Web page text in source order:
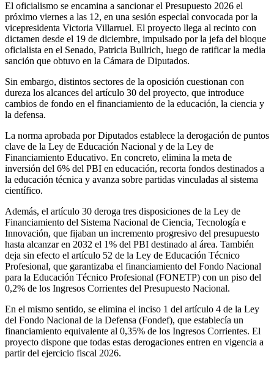
El oficialismo se encamina a sancionar el Presupuesto 2026 el
próximo viernes a las 12, en una sesión especial convocada por la
vicepresidenta Victoria Villarruel. El proyecto llega al recinto con
dictamen desde el 19 de diciembre, impulsado por la jefa del bloque
oficialista en el Senado, Patricia Bullrich, luego de ratificar la media
sanción que obtuvo en la Cámara de Diputados.
Sin embargo, distintos sectores de la oposición cuestionan con
dureza los alcances del artículo 30 del proyecto, que introduce
cambios de fondo en el financiamiento de la educación, la ciencia y
la defensa.
La norma aprobada por Diputados establece la derogación de puntos
clave de la Ley de Educación Nacional y de la Ley de
Financiamiento Educativo. En concreto, elimina la meta de
inversión del 6% del PBI en educación, recorta fondos destinados a
la educación técnica y avanza sobre partidas vinculadas al sistema
científico.
Además, el artículo 30 deroga tres disposiciones de la Ley de
Financiamiento del Sistema Nacional de Ciencia, Tecnología e
Innovación, que fijaban un incremento progresivo del presupuesto
hasta alcanzar en 2032 el 1% del PBI destinado al área. También
deja sin efecto el artículo 52 de la Ley de Educación Técnico
Profesional, que garantizaba el financiamiento del Fondo Nacional
para la Educación Técnico Profesional (FONETP) con un piso del
0,2% de los Ingresos Corrientes del Presupuesto Nacional.
En el mismo sentido, se elimina el inciso 1 del artículo 4 de la Ley
del Fondo Nacional de la Defensa (Fondef), que establecía un
financiamiento equivalente al 0,35% de los Ingresos Corrientes. El
proyecto dispone que todas estas derogaciones entren en vigencia a
partir del ejercicio fiscal 2026.